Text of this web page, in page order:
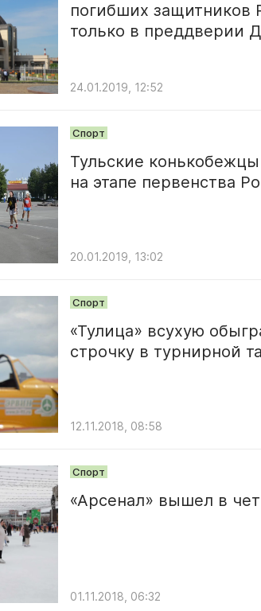
погибших защитников
только в преддверии
24.01.2019, 12:52
Спорт
Тульские
на этапе первенства
20.01.2019, 13:02
Спорт
«Тулица» всухую
строчку в турнирной
12.11.2018, 08:58
Спорт
«Арсенал» вышел в
01.11.2018, 06:32